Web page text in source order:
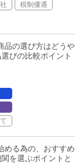
税制優遇
品の選び方はどうや
びの比較ポイント
める為の、おすすめ
を選ぶポイントと